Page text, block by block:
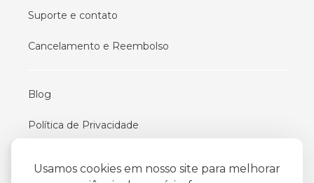
Usamos cookies em nosso site para melhorar
Suporte e contato
Cancelamento e Reembolso
Blog
Política de Privacidade